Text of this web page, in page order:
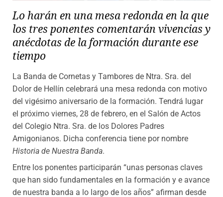
Lo harán en una mesa redonda en la que
los tres ponentes comentarán vivencias y
anécdotas de la formación durante ese
tiempo
La Banda de Cornetas y Tambores de Ntra. Sra. del
Dolor de Hellín celebrará una mesa redonda con motivo
del vigésimo aniversario de la formación. Tendrá lugar
el próximo viernes, 28 de febrero, en el Salón de Actos
del Colegio Ntra. Sra. de los Dolores Padres
Amigonianos. Dicha conferencia tiene por nombre
Historia de Nuestra Banda.
Entre los ponentes participarán “unas personas claves
que han sido fundamentales en la formación y e avance
de nuestra banda a lo largo de los años” afirman desde